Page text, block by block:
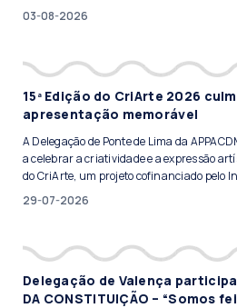
03-08-2026
15ª Edição do CriArte 2026
apresentação memorável
A Delegação de Ponte de Lima da
a celebrar a criatividade e a expressão
do CriArte, um projeto cofinanciado pelo
29-07-2026
Delegação de Valença participa
DA CONSTITUIÇÃO – “Somos